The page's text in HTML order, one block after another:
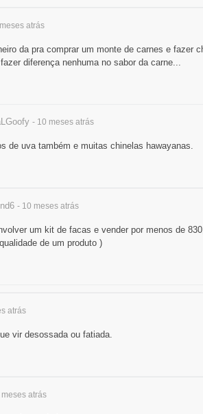
atrás
da pra comprar um monte de carnes e fazer
diferença nenhuma no sabor da carne...
- 10 meses atrás
de uva também e muitas chinelas hawayanas.
- 10 meses atrás
um kit de facas e vender por menos de
de um produto )
atrás
vir desossada ou fatiada.
atrás